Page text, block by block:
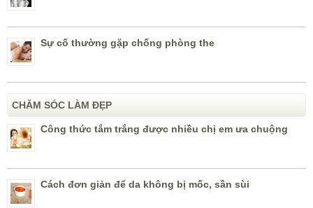
Sự cố thường gặp chống phòng the
CHĂM SÓC LÀM ĐẸP
Công thức tắm trắng được nhiều chị em ưa chuộng
Cách đơn giản để da không bị mốc, sần sùi